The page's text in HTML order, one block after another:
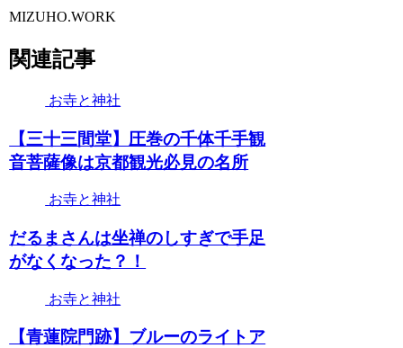
MIZUHO.WORK
関連記事
お寺と神社
【三十三間堂】圧巻の千体千手観
音菩薩像は京都観光必見の名所
お寺と神社
だるまさんは坐禅のしすぎで手足
がなくなった？！
お寺と神社
【青蓮院門跡】ブルーのライトア